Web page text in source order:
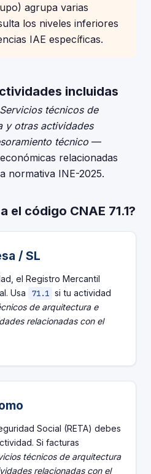
agrupa varias
los niveles inferiores
IAE específicas.
incluidas
Servicios técnicos de
y otras actividades
técnico —
relacionadas
normativa INE-2025.
el código CNAE 71.1?
/ SL
el Registro Mercantil
Usa
71.1 si tu actividad
de arquitectura e
relacionadas con el
Social (RETA) debes
Si facturas
técnicos de arquitectura
relacionadas con el